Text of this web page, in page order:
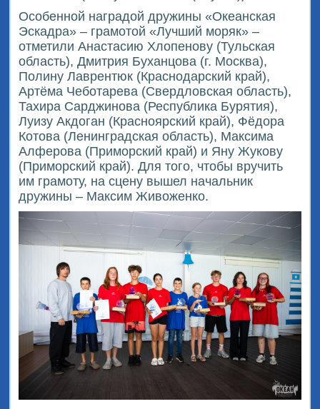
Особенной наградой дружины «Океанская
Эскадра» – грамотой «Лучший моряк» –
отметили Анастасию Хлопенову (Тульская
область), Дмитрия Буханцова (г. Москва),
Полину Лаврентюк (Краснодарский край),
Артёма Чеботарева (Свердловская область),
Тахира Сарджинова (Республика Бурятия),
Луизу Акдоган (Красноярский край), Фёдора
Котова (Ленинградская область), Максима
Алферова (Приморский край) и Яну Жукову
(Приморский край). Для того, чтобы вручить
им грамоту, на сцену вышел начальник
дружины – Максим Живоженко.